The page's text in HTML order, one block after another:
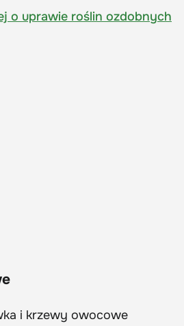
o uprawie roślin ozdobnych
i krzewy owocowe